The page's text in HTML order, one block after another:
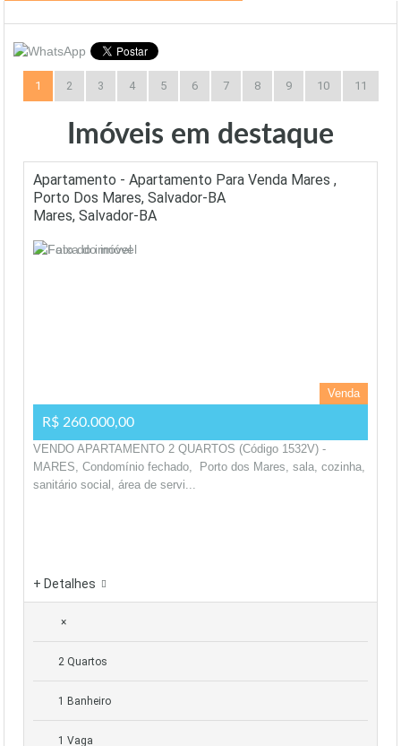
1 2 3 4 5 6 7 8 9 10 11
Imóveis em destaque
Apartamento - Apartamento Para Venda Mares ,
Porto Dos Mares, Salvador-BA
Mares, Salvador-BA
Venda
R$ 260.000,00
VENDO APARTAMENTO 2 QUARTOS (Código 1532V) -
MARES, Condomínio fechado, Porto dos Mares, sala, cozinha,
sanitário social, área de servi...
+ Detalhes
×
2 Quartos
1 Banheiro
1 Vaga